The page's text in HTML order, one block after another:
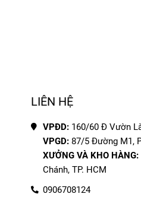
LIÊN HỆ
VPĐD:
VPGD:
XƯỞNG VÀ KHO HÀNG:
Chánh, TP. HCM
0906708124